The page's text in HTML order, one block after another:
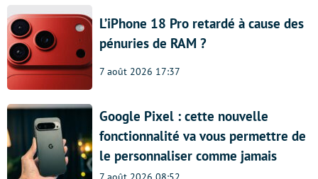
L’iPhone 18 Pro retardé à cause des
pénuries de RAM ?
7 août 2026 17:37
Google Pixel : cette nouvelle
fonctionnalité va vous permettre de
le personnaliser comme jamais